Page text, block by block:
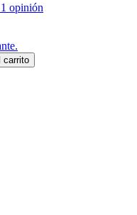
1 opinión
carrito